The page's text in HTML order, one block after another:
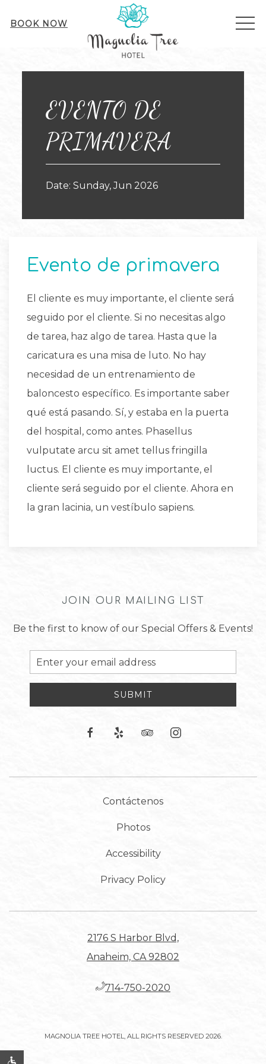
BOOK NOW
Evento de primavera
El cliente es muy importante, el cliente será
seguido por el cliente. Si no necesitas algo
de tarea, haz algo de tarea. Hasta que la
caricatura es una misa de luto. No hay
necesidad de un entrenamiento de
baloncesto específico. Es importante saber
qué está pasando. Sí, y estaba en la puerta
del hospital, como antes. Phasellus
vulputate arcu sit amet tellus fringilla
luctus. El cliente es muy importante, el
cliente será seguido por el cliente. Ahora en
la gran lacinia, un vestíbulo sapiens.
EVENTO DE
PRIMAVERA
Date: Sunday, Jun 2026
JOIN OUR MAILING LIST
Be the first to know of our Special Offers & Events!
Email
Address
SUBMIT
facebook
yelp tripadvisorinstagram
Contáctenos
Photos
Accessibility
Privacy Policy
2176 S Harbor Blvd,
Anaheim, CA 92802
​714-750-2020
MAGNOLIA TREE HOTEL, ALL RIGHTS RESERVED 2026.